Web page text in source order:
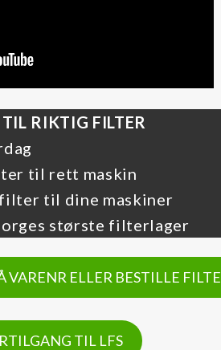
RIKTIG FILTER
til rett maskin
til dine maskiner
største filterlager
VARENR ELLER BESTILLE
TIL LFS